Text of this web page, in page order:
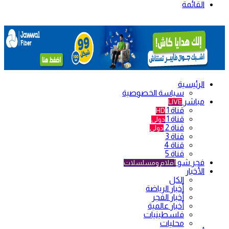
القائمة
الرئيسية
سياسة الخصوصية
مباشر LIVE
قناة 1 HD
قناة 1 دولي
قناة 2 دولي
قناة 3
قناة 4
قناة 5
فجر شو أفلام ومسلسلات
الأخبار
الكل
أخبار الرياضة
أخبار الفجر
أخبار عالمية
فلسطينيات
محليات